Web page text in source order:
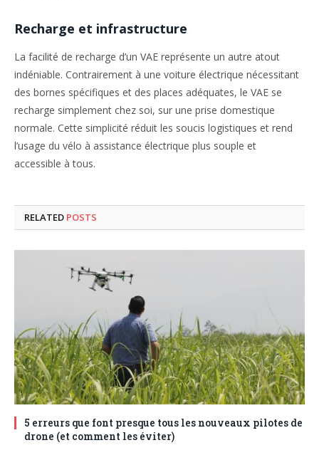
Recharge et infrastructure
La facilité de recharge d’un VAE représente un autre atout
indéniable. Contrairement à une voiture électrique nécessitant
des bornes spécifiques et des places adéquates, le VAE se
recharge simplement chez soi, sur une prise domestique
normale. Cette simplicité réduit les soucis logistiques et rend
l’usage du vélo à assistance électrique plus souple et
accessible à tous.
RELATED POSTS
5 erreurs que font presque tous les nouveaux pilotes de
drone (et comment les éviter)